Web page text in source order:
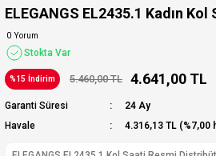
ELEGANGS EL2435.1 Kadın Kol
0 Yorum
Stokta Var
%15 İndirim 5.460,00 TL 4.641,00 TL
Garanti Süresi
24 Ay
Havale
4.316,13 TL (%7,00